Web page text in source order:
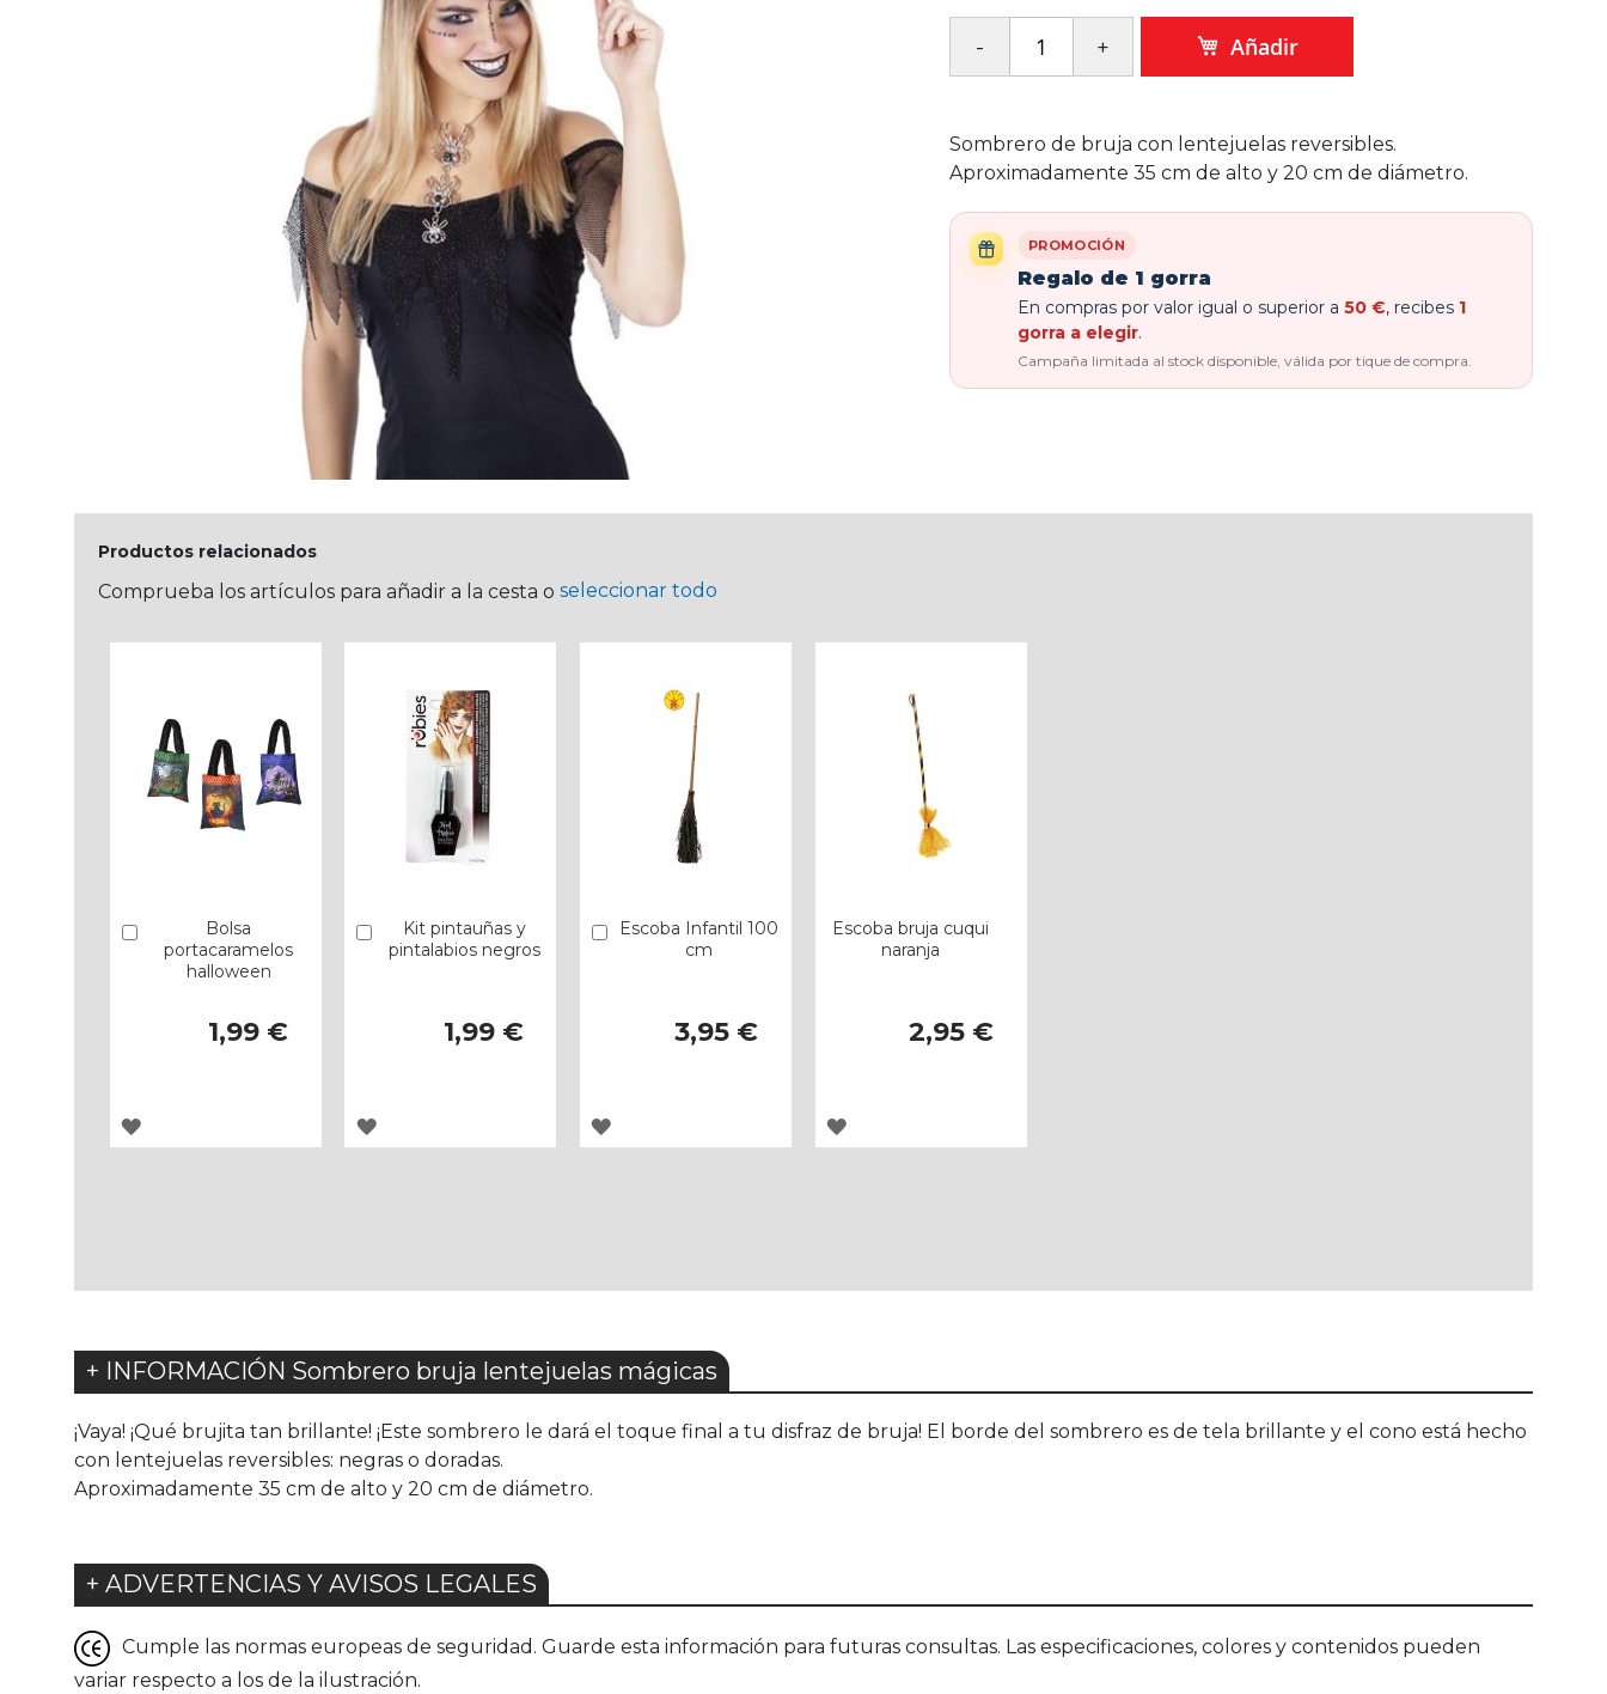
Añadir
Sombrero de bruja con lentejuelas reversibles.
Aproximadamente 35 cm de alto y 20 cm de diámetro.
PROMOCIÓN
Regalo de 1 gorra
En compras por valor igual o superior a 50 €, recibes 1
gorra a elegir.
Campaña limitada al stock disponible, válida por tique de compra.
Productos relacionados
Comprueba los artículos para añadir a la cesta o seleccionar todo
Bolsa
portacaramelos
halloween
1,99 €
AGREGAR
Kit pintauñas y
pintalabios negros
1,99 €
Añadir
AGREGAR
Escoba Infantil 100
cm
3,95 €
Añadir
AGREGAR
Escoba bruja cuqui
naranja
2,95 €
AGREGAR
+ INFORMACIÓN Sombrero bruja lentejuelas mágicas
¡Vaya! ¡Qué brujita tan brillante! ¡Este sombrero le dará el toque final a tu disfraz de bruja! El borde del sombrero es de tela brillante y el cono está hecho
con lentejuelas reversibles: negras o doradas.
Aproximadamente 35 cm de alto y 20 cm de diámetro.
+ ADVERTENCIAS Y AVISOS LEGALES
Cumple las normas europeas de seguridad. Guarde esta información para futuras consultas. Las especificaciones, colores y contenidos pueden
variar respecto a los de la ilustración.